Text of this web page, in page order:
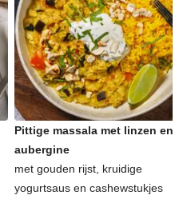
Pittige massala met linzen en
aubergine
met gouden rijst, kruidige
yogurtsaus en cashewstukjes